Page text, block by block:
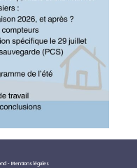
- Mentions légales